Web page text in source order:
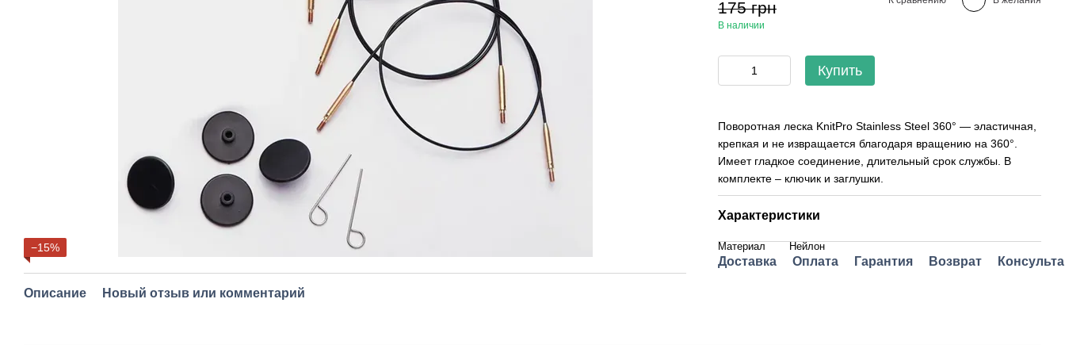
−15%
Описание Новый отзыв или комментарий
175 грн
В наличии
Купить
Поворотная леска KnitPro Stainless Steel 360° — эластичная,
крепкая и не извращается благодаря вращению на 360°.
Имеет гладкое соединение, длительный срок службы. В
комплекте – ключик и заглушки.
Характеристики
Материал Нейлон
Доставка Оплата Гарантия Возврат